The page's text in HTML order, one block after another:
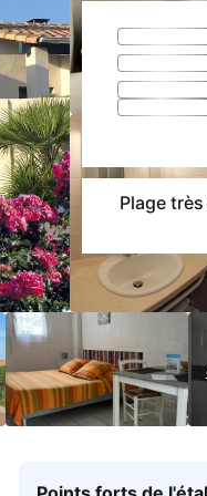
Plage